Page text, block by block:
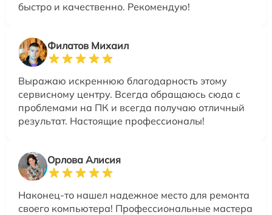
быстро и качественно. Рекомендую!
Филатов Михаил
Выражаю искреннюю благодарность этому
сервисному центру. Всегда обращаюсь сюда с
проблемами на ПК и всегда получаю отличный
результат. Настоящие профессионалы!
Орлова Алисия
Наконец-то нашел надежное место для ремонта
своего компьютера! Профессиональные мастера